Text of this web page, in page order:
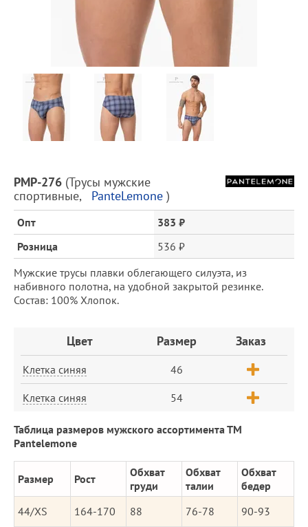
Предпросмотр
фотографий
Описание
товара
и
цена
PMP-276 (Трусы мужские
спортивные, PanteLemone )
Опт
383 ₽
Розница
536 ₽
Мужские трусы плавки облегающего силуэта, из
набивного полотна, на удобной закрытой резинке.
Состав: 100% Хлопок.
Цвет Размер Заказ
Клетка синяя 46
Клетка синяя 54
Таблица размеров мужского ассортимента ТМ
Pantelemone
Размер Рост
Обхват
груди
Обхват
талии
Обхват
бедер
44/XS
164-170 88 76-78 90-93